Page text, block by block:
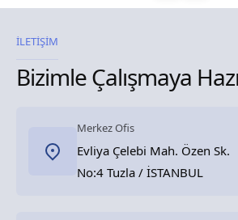
İLETİŞİM
Bizimle Çalışmaya
Merkez Ofis
Evliya Çelebi Mah. Özen Sk.
No:4 Tuzla / İSTANBUL